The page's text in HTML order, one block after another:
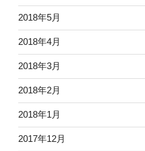
2018年5月
2018年4月
2018年3月
2018年2月
2018年1月
2017年12月